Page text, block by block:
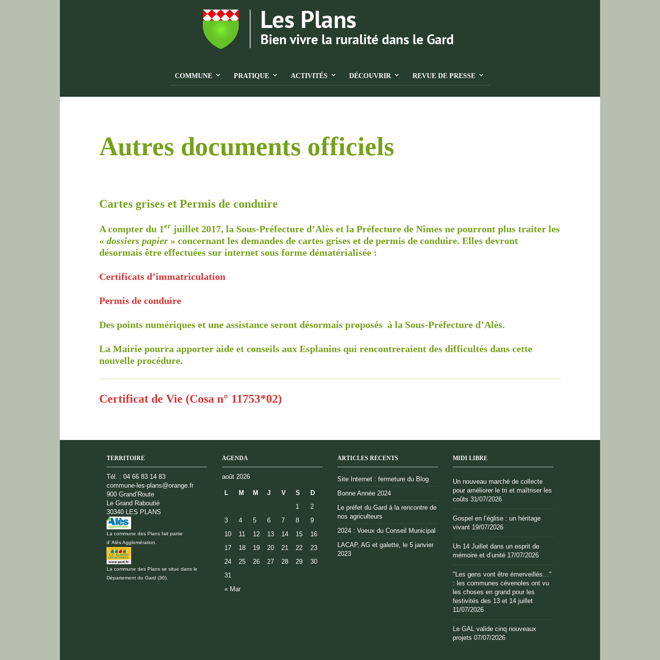
COMMUNE PRATIQUE ACTIVITÉS DÉCOUVRIR REVUE DE PRESSE
Autres documents officiels
Cartes grises et Permis de conduire
A compter du 1er juillet 2017, la Sous-Préfecture d’Alès et la Préfecture de Nîmes ne pourront plus traiter les
« dossiers papier » concernant les demandes de cartes grises et de permis de conduire. Elles devront
désormais être effectuées sur internet sous forme dématérialisée :
Certificats d’immatriculation
Permis de conduire
Des points numériques et une assistance seront désormais proposés à la Sous-Préfecture d’Alès.
La Mairie pourra apporter aide et conseils aux Esplanins qui rencontreraient des difficultés dans cette
nouvelle procédure.
Certificat de Vie (Cosa n° 11753*02)
TERRITOIRE
Tél. : 04 66 83 14 83
commune-les-plans@orange.fr
900 Grand’Route
Le Grand Raboutié
30340 LES PLANS
La commune des Plans fait partie
d’ Alès Agglomération.
La commune des Plans se situe dans le
Département du Gard (30).
AGENDA
août 2026
L M M J V S D
« Mar
1
2
3
4 5 6 7 8
9
10
11 12 13 14 15
16
17
18 19 20 21 22
23
24
25 26 27 28 29
30
31
ARTICLES RÉCENTS
Site Internet : fermeture du Blog
Bonne Année 2024
Le préfet du Gard à la rencontre de
nos agriculteurs
2024 : Voeux du Conseil Municipal
LACAP, AG et galette, le 5 janvier
2023
MIDI LIBRE
Un nouveau marché de collecte
pour améliorer le tri et maîtriser les
coûts 31/07/2026
Gospel en l’église : un héritage
vivant 19/07/2026
Un 14 Juillet dans un esprit de
mémoire et d’unité 17/07/2026
"Les gens vont être émerveillés…"
: les communes cévenoles ont vu
les choses en grand pour les
festivités des 13 et 14 juillet
11/07/2026
Le GAL valide cinq nouveaux
projets 07/07/2026